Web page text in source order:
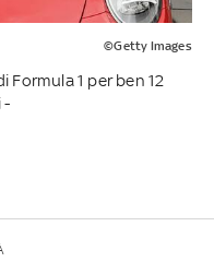
©Getty Images
Formula 1 per ben 12
-